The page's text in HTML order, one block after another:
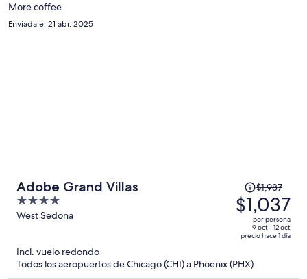
More coffee
Enviada el 21 abr. 2025
Adobe Grand Villas
4
out
West Sedona
precio
era
$1,987
ahora
$1,987
$1,037
por persona
9 oct - 12 oct
precio hace 1 día
Incl. vuelo redondo
Todos los aeropuertos de Chicago (CHI) a Phoenix (PHX)